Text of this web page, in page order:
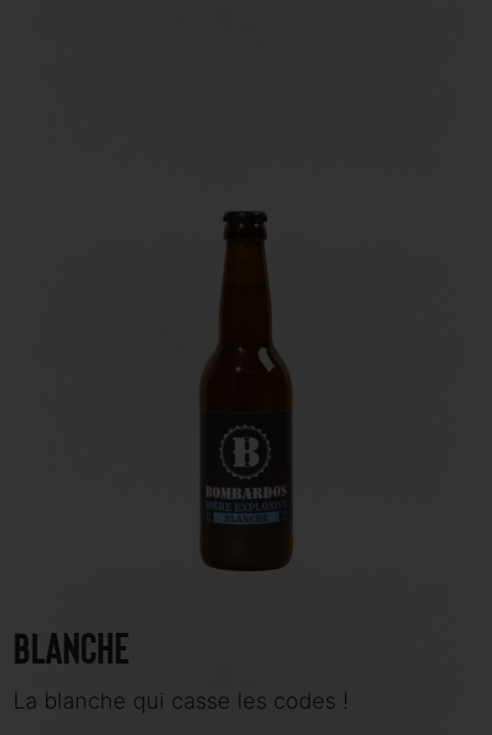
Blanche
La blanche qui casse les codes !